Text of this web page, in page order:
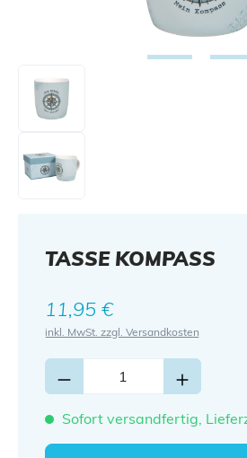
TASSE KOMPASS
Regulärer Preis:
11,95 €
inkl. MwSt. zzgl. Versandkosten
Sofort versandfertig,